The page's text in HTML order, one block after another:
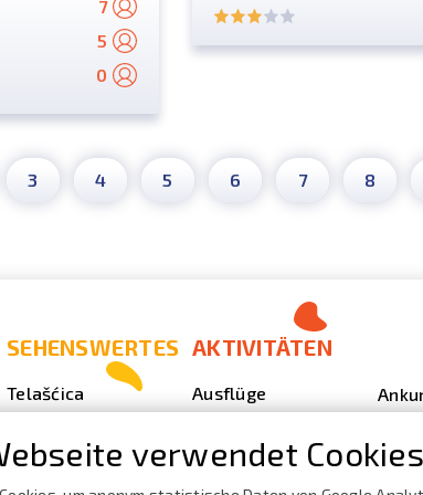
7
5
0
3 4 5 6 7 8
SEHENSWERTES
Telašćica
Leuchturm Veli
AKTIVITÄTEN
Ausflüge
Outdoor
verwendet